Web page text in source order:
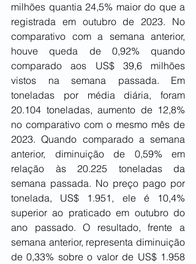
milhões quantia 24,5% maior do que a
registrada em outubro de 2023. No
comparativo com a semana anterior,
houve queda de 0,92% quando
comparado aos US$ 39,6 milhões
vistos na semana passada. Em
toneladas por média diária, foram
20.104 toneladas, aumento de 12,8%
no comparativo com o mesmo mês de
2023. Quando comparado a semana
anterior, diminuição de 0,59% em
relação às 20.225 toneladas da
semana passada. No preço pago por
tonelada, US$ 1.951, ele é 10,4%
superior ao praticado em outubro do
ano passado. O resultado, frente a
semana anterior, representa diminuição
de 0,33% sobre o valor de US$ 1.958